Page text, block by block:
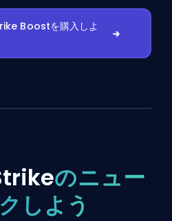
Boostを購入しよ
のニュー
しよう